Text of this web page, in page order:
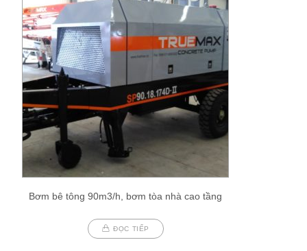
Bơm bê tông 90m3/h, bơm tòa nhà cao tầng
ĐỌC TIẾP